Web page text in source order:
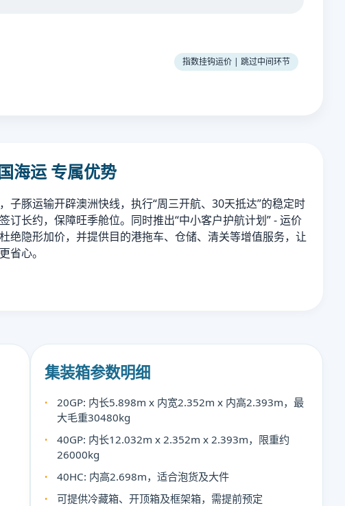
指数挂钩运价 | 跳过中间环节
海运 专属优势
子豚运输开辟澳洲快线，执行“周三开航、30天抵达”的稳定时
订长约，保障旺季舱位。同时推出“中小客户护航计划” - 运价
绝隐形加价，并提供目的港拖车、仓储、清关等增值服务，让
省心。
集装箱参数明细
20GP: 内长5.898m x 内宽2.352m x 内高2.393m，最
大毛重30480kg
40GP: 内长12.032m x 2.352m x 2.393m，限重约
26000kg
40HC: 内高2.698m，适合泡货及大件
可提供冷藏箱、开顶箱及框架箱，需提前预定